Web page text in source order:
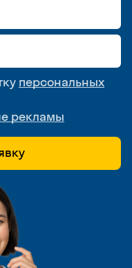
персональных
рекламы